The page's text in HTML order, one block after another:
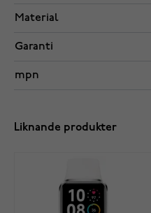
Material
Garanti
mpn
Liknande produkter